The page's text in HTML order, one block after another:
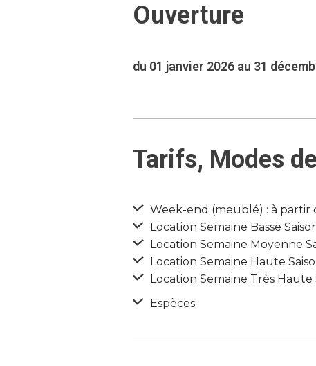
Ouverture
du 01 janvier 2026 au 31
Tarifs, Modes
Week-end (meublé) : à partir
Location Semaine Basse
Location Semaine Moyenne
Location Semaine Haute
Location Semaine Très Haute
Espèces